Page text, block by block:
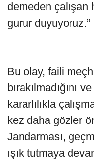
demeden çalışan
gurur duyuyoruz.”
Bu olay, faili
bırakılmadığını
kararlılıkla
kez daha gözler
Jandarması,
ışık tutmaya